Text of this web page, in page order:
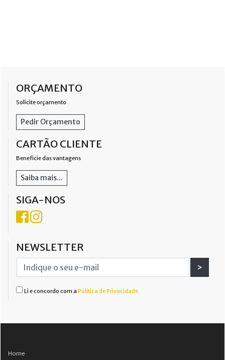
ORÇAMENTO
Solicite orçamento
Pedir Orçamento
CARTÃO CLIENTE
Beneficie das vantagens
Saiba mais...
SIGA-NOS
NEWSLETTER
>
Li e concordo com a Política de Privacidade
Home